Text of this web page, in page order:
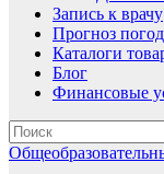
Запись к врачу
Прогноз
Каталоги
Блог
Финансовые